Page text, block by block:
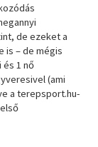
de ezeket a
is – de mégis
és 1 nő
(ami
a terepsport.hu-